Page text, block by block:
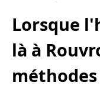
Lorsque
là à